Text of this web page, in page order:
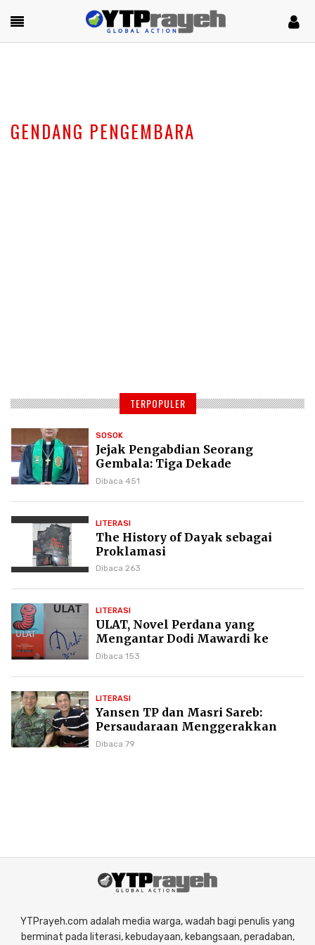
GENDANG PENGEMBARA
TERPOPULER
SOSOK
Jejak Pengabdian Seorang
Gembala: Tiga Dekade
Kepemimpinan Pdt. Dr. Yulius
Dibaca 451
LITERASI
The History of Dayak sebagai
Proklamasi
Dibaca 263
LITERASI
ULAT, Novel Perdana yang
Mengantar Dodi Mawardi ke
Puncak Karier Kepenulisan
Dibaca 153
LITERASI
Yansen TP dan Masri Sareb:
Persaudaraan Menggerakkan
Literasi Borneo
Dibaca 79
YTPrayeh.com adalah media warga, wadah bagi penulis yang
berminat pada literasi, kebudayaan, kebangsaan, peradaban,